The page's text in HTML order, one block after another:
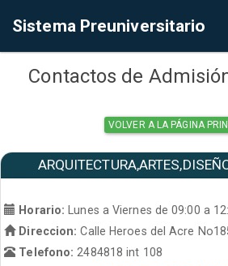
Sistema Preuniversitario
Contactos de
VOLVER A LA PÁGINA
Horario:
Lunes a Viernes de 09:00 a
Direccion: Calle Heroes del Acre
Telefono: 2484818 int 108